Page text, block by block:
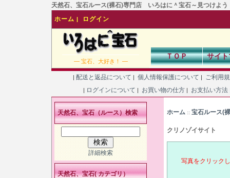
天然石、宝石ルース(裸石)専門店 いろはに＾宝石～見つけよ
ホーム | ログイン
― 宝石、大好き！ ―
ＴＯＰ サイ
| 配送と返品について | 個人情報保護について | ご利用
| ログインについて | お買い物の仕方 | お支払い方法
ホーム :: 宝石ルース(
クリノゾイサイト
写真をクリック
天然石、宝石（ルース）検索
詳細検索
天然石、宝石( カテゴリ）